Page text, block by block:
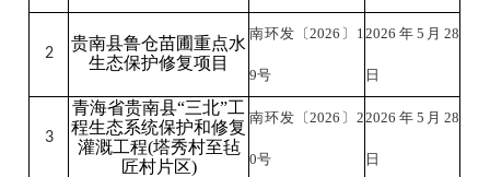
2
贵南县鲁仓苗圃重点水
生态保护修复项目
南环发〔2026 〕 1
9号
2026 年 5 月28
日
3
青海省贵南县“三北”工
程生态系统保护和修复
灌溉工程(塔秀村至毡
匠村片区)
南环发〔2026 〕2
0号
2026 年 5 月28
日